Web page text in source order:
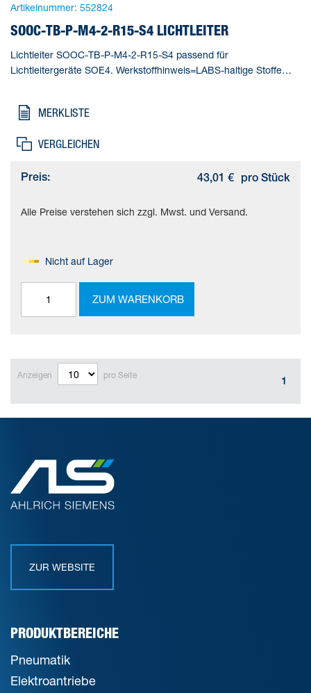
Artikelnummer: 552824
SOOC-TB-P-M4-2-R15-S4 LICHTLEITER
Lichtleiter SOOC-TB-P-M4-2-R15-S4 passend für
Lichtleitergeräte SOE4. Werkstoffhinweis=LABS-haltige Stoffe
Besonderheit=Präzision, Reichweite=120 mm
MERKLISTE
VERGLEICHEN
Preis: 43,01 € pro Stück
Alle Preise verstehen sich zzgl. Mwst. und Versand.
Nicht auf Lager
ZUM WARENKORB
Anzeigen pro Seite 1
ZUR WEBSITE
PRODUKTBEREICHE
Pneumatik
Elektroantriebe